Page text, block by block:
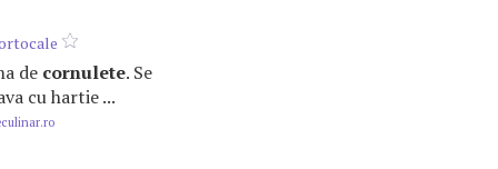
de cornulete. Se
cu hartie ...